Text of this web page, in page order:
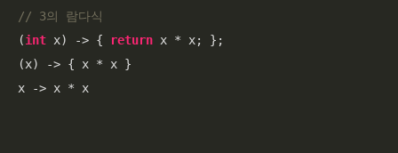
// 3의 람다식
(int x) -> { return x * x; };
(x) -> { x * x }
x -> x * x